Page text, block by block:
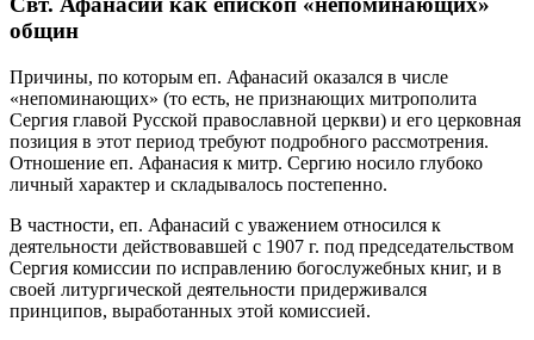
общин
Причины, по которым еп. Афанасий оказался в числе
«непоминающих» (то есть, не признающих митрополита
Сергия главой Русской православной церкви) и его церковная
позиция в этот период требуют подробного рассмотрения.
Отношение еп. Афанасия к митр. Сергию носило глубоко
личный характер и складывалось постепенно.
В частности, еп. Афанасий с уважением относился к
деятельности действовавшей с 1907 г. под председательством
Сергия комиссии по исправлению богослужебных книг, и в
своей литургической деятельности придерживался
принципов, выработанных этой комиссией.